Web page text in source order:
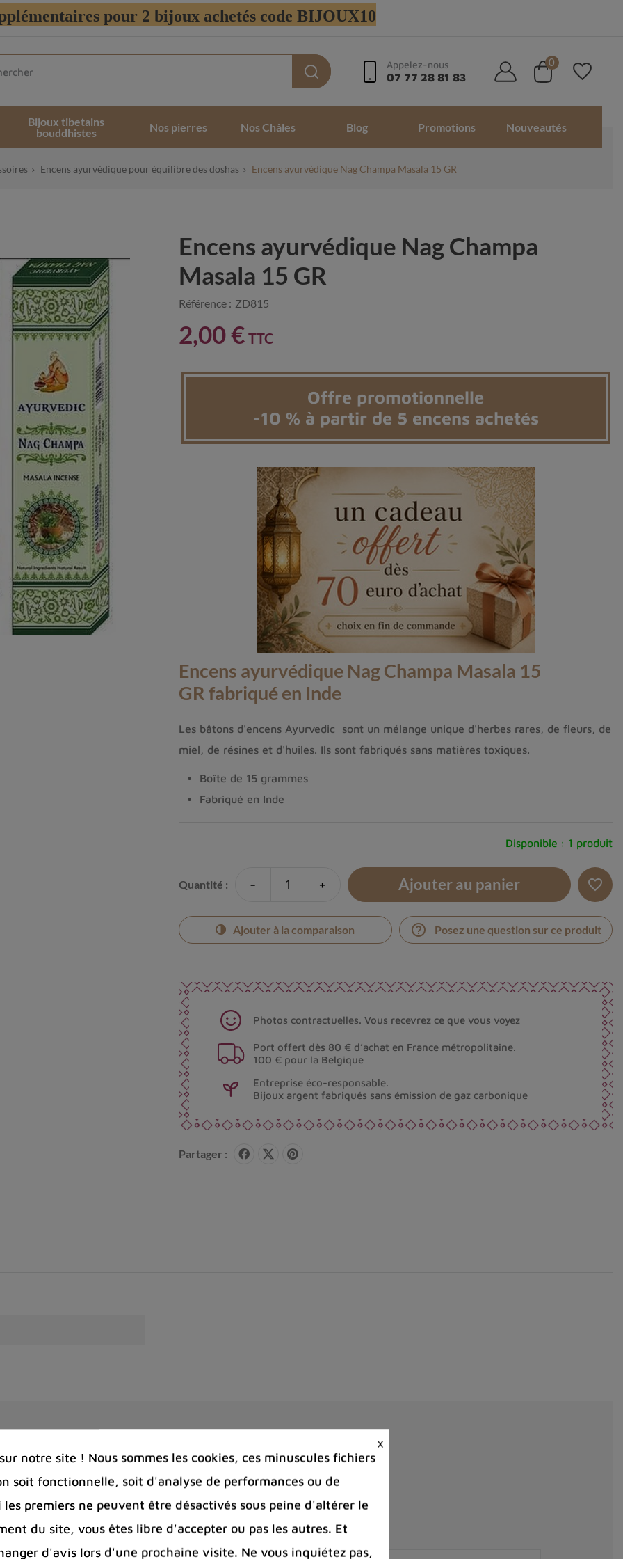
pour 2 bijoux achetés code BIJOUX10
Appelez-nous
07 77 28 81 83
0
Bijoux tibetains
bouddhistes
Nos pierres Nos Châles Blog Promotions Nouveautés
Encens ayurvédique pour équilibre des doshas Encens ayurvédique Nag Champa Masala 15 GR
Encens ayurvédique Nag Champa
Masala 15 GR
Référence : ZD815
2,00 € TTC
Offre promotionnelle
-10 % à partir de 5 encens achetés
Encens ayurvédique Nag Champa Masala 15
GR fabriqué en Inde
Les bâtons d'encens Ayurvedic sont un mélange unique d'herbes rares, de fleurs, de
miel, de résines et d'huiles. Ils sont fabriqués sans matières toxiques.
Boîte de 15 grammes
Fabriqué en Inde
Disponible : 1 produit
Quantité : - + Ajouter au panier favorite_border
Ajouter à la comparaison help_outline Posez une question sur ce produit
Photos contractuelles. Vous recevrez ce que vous voyez
Port offert dès 80 € d’achat en France métropolitaine.
100 € pour la Belgique
Entreprise éco-responsable.
Bijoux argent fabriqués sans émission de gaz carbonique
Partager :
Vous aimerez aussi
×
notre site ! Nous sommes les cookies, ces minuscules fichiers
soit fonctionnelle, soit d'analyse de performances ou de
les premiers ne peuvent être désactivés sous peine d'altérer le
du site, vous êtes libre d'accepter ou pas les autres. Et
d'avis lors d'une prochaine visite. Ne vous inquiétez pas,